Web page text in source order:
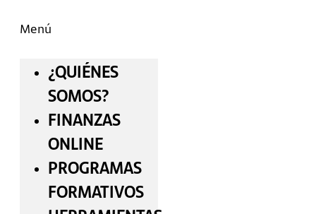
Menú
¿QUIÉNES
SOMOS?
FINANZAS
ONLINE
PROGRAMAS
FORMATIVOS